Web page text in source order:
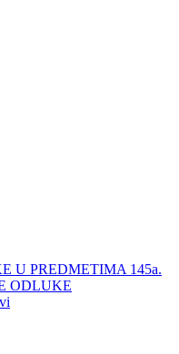
U PREDMETIMA 145a.
ODLUKE